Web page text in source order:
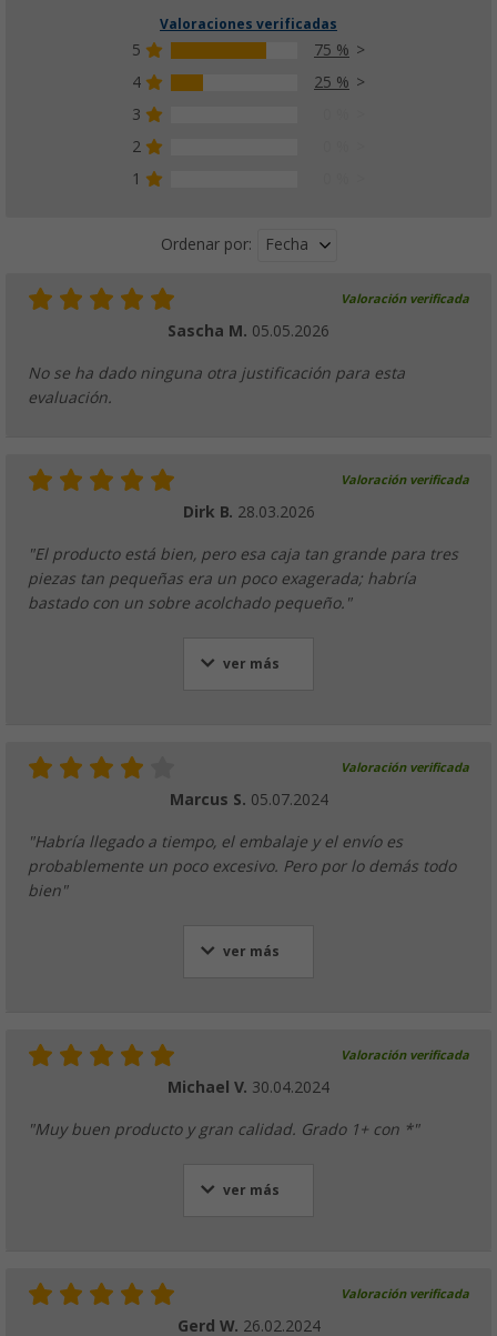
Valoraciones verificadas
5
75 %
4
25 %
3
2
1
Ordenar por: Fecha
Valoración verificada
Sascha M. 05.05.2026
No se ha dado ninguna otra justificación para esta
evaluación.
Valoración verificada
Dirk B. 28.03.2026
"El producto está bien, pero esa caja tan grande para tres
piezas tan pequeñas era un poco exagerada; habría
bastado con un sobre acolchado pequeño."
ver más
Valoración verificada
Marcus S. 05.07.2024
"Habría llegado a tiempo, el embalaje y el envío es
probablemente un poco excesivo. Pero por lo demás todo
bien"
ver más
Valoración verificada
Michael V. 30.04.2024
"Muy buen producto y gran calidad. Grado 1+ con *"
ver más
Valoración verificada
Gerd W. 26.02.2024